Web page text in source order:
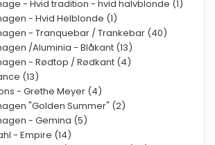
- Hvid tradition - hvid halvblonde (1)
- Hvid Helblonde (1)
- Tranquebar / Trankebar (40)
/Aluminia - Blåkant (13)
- Rødtop / Rødkant (4)
(13)
- Grethe Meyer (4)
"Golden Summer" (2)
- Gemina (5)
- Empire (14)